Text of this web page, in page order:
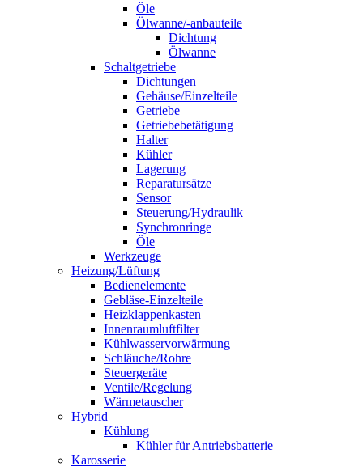
Öle
Ölwanne/-anbauteile
Dichtung
Ölwanne
Schaltgetriebe
Dichtungen
Gehäuse/Einzelteile
Getriebe
Getriebebetätigung
Halter
Kühler
Lagerung
Reparatursätze
Sensor
Steuerung/Hydraulik
Synchronringe
Öle
Werkzeuge
Heizung/Lüftung
Bedienelemente
Gebläse-Einzelteile
Heizklappenkasten
Innenraumluftfilter
Kühlwasservorwärmung
Schläuche/Rohre
Steuergeräte
Ventile/Regelung
Wärmetauscher
Hybrid
Kühlung
Kühler für Antriebsbatterie
Karosserie